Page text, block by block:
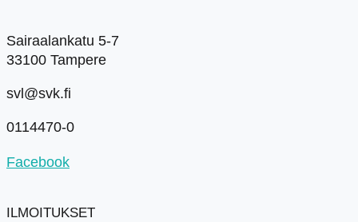
Sairaalankatu 5-7
33100 Tampere
svl@svk.fi
0114470-0
Facebook
ILMOITUKSET